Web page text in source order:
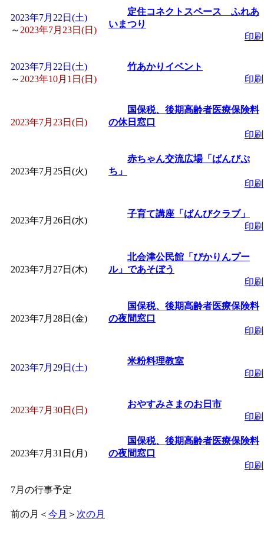
2023年7月22日(土)
～ 2023年7月23日(日)
定住コネクトスペース ふれあ
いまつり
印刷
2023年7月22日(土)
～ 2023年10月1日(日)
竹あかりイベント
印刷
2023年7月23日(日)
国保税、後期高齢者医療保険料
の休日窓口
印刷
2023年7月25日(火)
赤ちゃん交流広場「ばんびぷ
ち」
印刷
2023年7月26日(水)
子育て講座「ばんびクラブ」
印刷
2023年7月27日(木)
北会津公民館「ぴかりんプー
ル」であそぼう
印刷
2023年7月28日(金)
国保税、後期高齢者医療保険料
の夜間窓口
印刷
2023年7月29日(土)
米粉料理教室
印刷
2023年7月30日(日)
おやすみさまのお日市
印刷
2023年7月31日(月)
国保税、後期高齢者医療保険料
の夜間窓口
印刷
7月の行事予定
前の月 ＜ 今月 ＞ 次の月